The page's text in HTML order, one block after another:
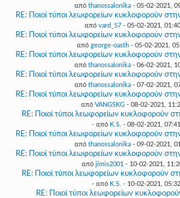
από thanossalonika - 05-02-2021,
RE: Ποιοί τύποι λεωφορείων κυκλοφορούν
από vard_57- 05-02-2021,
RE: Ποιοί τύποι λεωφορείων κυκλοφορούν
από george-oasth- 05-02-2021,
RE: Ποιοί τύποι λεωφορείων κυκλοφορούν
από thanossalonika - 06-02-2021,
RE: Ποιοί τύποι λεωφορείων κυκλοφορούν
από thanossalonika - 07-02-2021,
RE: Ποιοί τύποι λεωφορείων κυκλοφορούν
από VANGSKG- 08-02-2021,
RE: Ποιοί τύποι λεωφορείων κυκλοφορούν
- από K.S. - 08-02-2021,
RE: Ποιοί τύποι λεωφορείων κυκλοφορούν
από thanossalonika - 09-02-2021,
RE: Ποιοί τύποι λεωφορείων κυκλοφορούν
από jimis2001 - 10-02-2021,
RE: Ποιοί τύποι λεωφορείων κυκλοφορούν
- από K.S. - 10-02-2021,
RE: Ποιοί τύποι λεωφορείων